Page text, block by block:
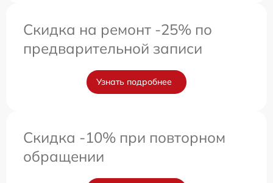
Скидка на ремонт -25% по
предварительной записи
Узнать подробнее
Скидка -10% при повторном
обращении